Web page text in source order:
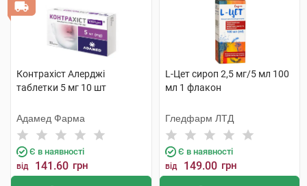
Контрахіст Алерджі
таблетки 5 мг 10 шт
Адамед Фарма
Є в наявності
від 141.60 грн
L-Цет сироп 2,5 мг/5 мл 100
мл 1 флакон
Гледфарм ЛТД
Є в наявності
від 149.00 грн